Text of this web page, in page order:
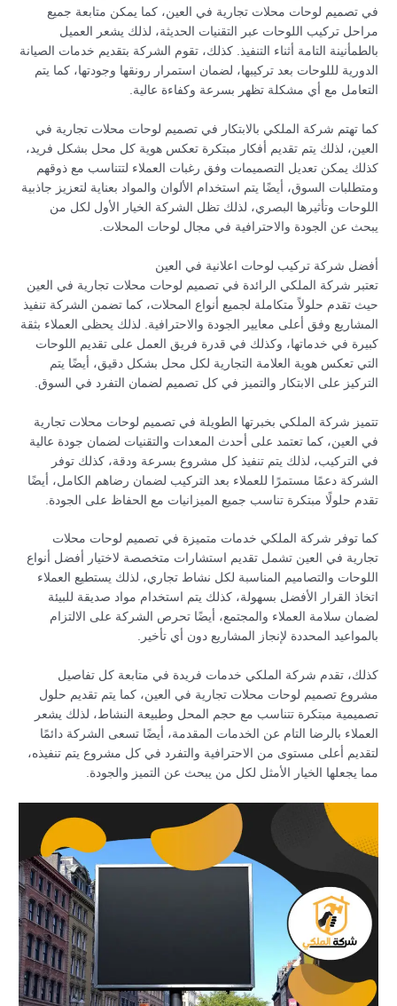
في تصميم لوحات محلات تجارية في العين، كما يمكن متابعة جميع
مراحل تركيب اللوحات عبر التقنيات الحديثة، لذلك يشعر العميل
بالطمأنينة التامة أثناء التنفيذ. كذلك، تقوم الشركة بتقديم خدمات الصيانة
الدورية لللوحات بعد تركيبها، لضمان استمرار رونقها وجودتها، كما يتم
التعامل مع أي مشكلة تظهر بسرعة وكفاءة عالية.
كما تهتم شركة الملكي بالابتكار في تصميم لوحات محلات تجارية في
العين، لذلك يتم تقديم أفكار مبتكرة تعكس هوية كل محل بشكل فريد،
كذلك يمكن تعديل التصميمات وفق رغبات العملاء لتتناسب مع ذوقهم
ومتطلبات السوق، أيضًا يتم استخدام الألوان والمواد بعناية لتعزيز جاذبية
اللوحات وتأثيرها البصري، لذلك تظل الشركة الخيار الأول لكل من
يبحث عن الجودة والاحترافية في مجال لوحات المحلات.
أفضل شركة تركيب لوحات اعلانية في العين
تعتبر شركة الملكي الرائدة في تصميم لوحات محلات تجارية في العين
حيث تقدم حلولاً متكاملة لجميع أنواع المحلات، كما تضمن الشركة تنفيذ
المشاريع وفق أعلى معايير الجودة والاحترافية. لذلك يحظى العملاء بثقة
كبيرة في خدماتها، وكذلك في قدرة فريق العمل على تقديم اللوحات
التي تعكس هوية العلامة التجارية لكل محل بشكل دقيق، أيضًا يتم
التركيز على الابتكار والتميز في كل تصميم لضمان التفرد في السوق.
تتميز شركة الملكي بخبرتها الطويلة في تصميم لوحات محلات تجارية
في العين، كما تعتمد على أحدث المعدات والتقنيات لضمان جودة عالية
في التركيب، لذلك يتم تنفيذ كل مشروع بسرعة ودقة، كذلك توفر
الشركة دعمًا مستمرًا للعملاء بعد التركيب لضمان رضاهم الكامل، أيضًا
تقدم حلولًا مبتكرة تناسب جميع الميزانيات مع الحفاظ على الجودة.
كما توفر شركة الملكي خدمات متميزة في تصميم لوحات محلات
تجارية في العين تشمل تقديم استشارات متخصصة لاختيار أفضل أنواع
اللوحات والتصاميم المناسبة لكل نشاط تجاري، لذلك يستطيع العملاء
اتخاذ القرار الأفضل بسهولة، كذلك يتم استخدام مواد صديقة للبيئة
لضمان سلامة العملاء والمجتمع، أيضًا تحرص الشركة على الالتزام
بالمواعيد المحددة لإنجاز المشاريع دون أي تأخير.
كذلك، تقدم شركة الملكي خدمات فريدة في متابعة كل تفاصيل
مشروع تصميم لوحات محلات تجارية في العين، كما يتم تقديم حلول
تصميمية مبتكرة تتناسب مع حجم المحل وطبيعة النشاط، لذلك يشعر
العملاء بالرضا التام عن الخدمات المقدمة، أيضًا تسعى الشركة دائمًا
لتقديم أعلى مستوى من الاحترافية والتفرد في كل مشروع يتم تنفيذه،
مما يجعلها الخيار الأمثل لكل من يبحث عن التميز والجودة.